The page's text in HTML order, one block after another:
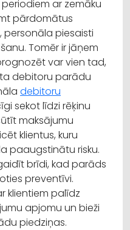
ar zemāku
pārdomātus
personāla piesaisti
Tomēr ir jāņem
var vien tad,
debitoru parādu
debitoru
sekot līdzi rēķinu
maksājumu
klientus, kuru
paaugstinātu risku.
brīdi, kad parāds
preventīvi.
klientiem palīdz
apjomu un bieži
piedziņas.